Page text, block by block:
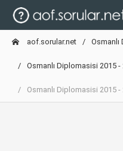
aof.sorular.net
Osmanlı Diplomasisi 2015 -
Osmanlı Diplomasisi 2015 -